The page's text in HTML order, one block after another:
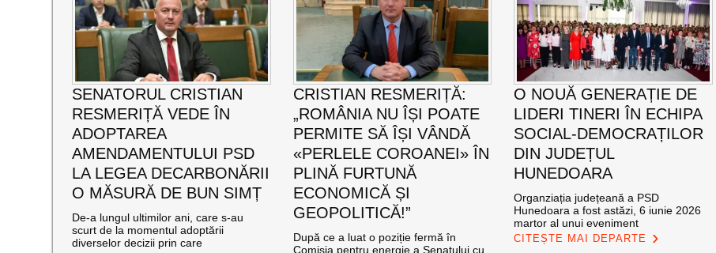
SENATORUL CRISTIAN
RESMERIȚĂ VEDE ÎN
ADOPTAREA
AMENDAMENTULUI PSD
LA LEGEA DECARBONĂRII
O MĂSURĂ DE BUN SIMȚ
De-a lungul ultimilor ani, care s-au
scurt de la momentul adoptării
diverselor decizii prin care
CRISTIAN RESMERIȚĂ:
„ROMÂNIA NU ÎȘI POATE
PERMITE SĂ ÎȘI VÂNDĂ
«PERLELE COROANEI» ÎN
PLINĂ FURTUNĂ
ECONOMICĂ ȘI
GEOPOLITICĂ!”
După ce a luat o poziție fermă în
Comisia pentru energie a Senatului cu
O NOUĂ GENERAȚIE DE
LIDERI TINERI ÎN ECHIPA
SOCIAL-DEMOCRAȚILOR
DIN JUDEȚUL
HUNEDOARA
Organziația județeană a PSD
Hunedoara a fost astăzi, 6 iunie 2026
martor al unui eveniment
CITEȘTE MAI DEPARTE